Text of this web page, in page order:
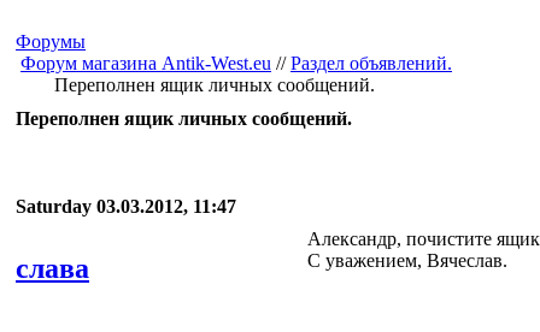
Форумы
Форум магазина Antik-West.eu //Раздел объявлений.
Переполнен ящик личных сообщений.
Переполнен ящик личных сообщений.
Saturday 03.03.2012, 11:47
слава
Александр, почистите
С уважением, Вячеслав.